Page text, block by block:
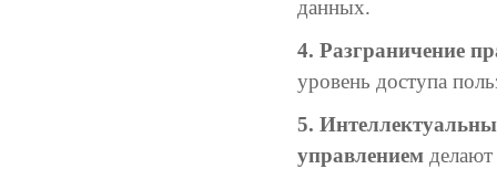
данных.
4. Разграничение
уровень доступа
5.
управлением